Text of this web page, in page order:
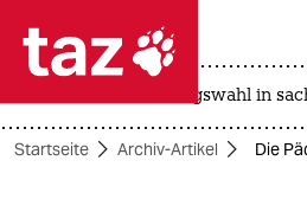
 taz zahl ich
taz zahl ich
landtagswahl in
Startseite Archiv-Artikel Die